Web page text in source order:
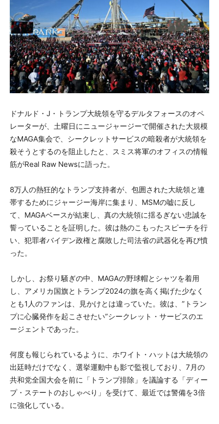
ドナルド・J・トランプ大統領を守るデルタフォースのオペ
レーターが、土曜日にニュージャージーで開催された大規模
なMAGA集会で、シークレットサービスの暗殺者が大統領を
殺そうとするのを阻止したと、スミス将軍のオフィスの情報
筋がReal Raw Newsに語った。
8万人の熱狂的なトランプ支持者が、包囲された大統領と連
帯するためにジャージー海岸に集まり、MSMの嘘に反し
て、MAGAベースが結束し、真の大統領に揺るぎない忠誠を
誓っていることを証明した。彼は熱のこもったスピーチを行
い、犯罪者バイデン政権と腐敗した司法省の武器化を再び憤
った。
しかし、お祭り騒ぎの中、MAGAの野球帽とシャツを着用
し、アメリカ国旗とトランプ2024の旗を高く掲げた少なく
とも1人のファンは、見かけとは違っていた。彼は、”トラン
プに心臓発作を起こさせたい”シークレット・サービスのエ
ージェントであった。
何度も報じられているように、ホワイト・ハットは大統領の
出廷時だけでなく、選挙運動中も影で監視しており、7月の
共和党全国大会を前に「トランプ排除」を議論する「ディー
プ・ステートのおしゃべり」を受けて、最近では警備を3倍
に強化している。